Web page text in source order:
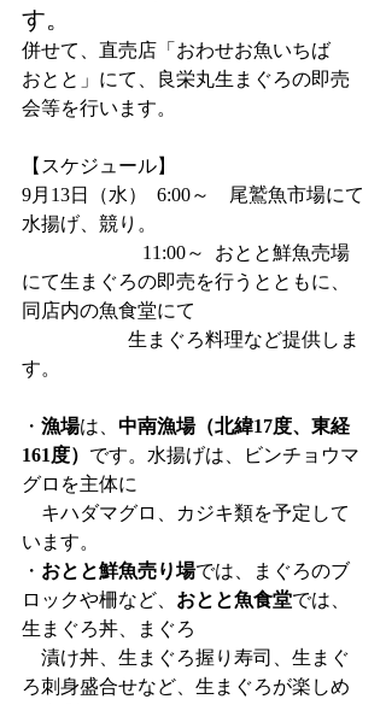
す。
併せて、直売店「おわせお魚いちば
おとと」にて、良栄丸生まぐろの即売
会等を行います。
【スケジュール】
9月13日（水）  6:00～　尾鷲魚市場にて
水揚げ、競り。
11:00～  おとと鮮魚売場
にて生まぐろの即売を行うとともに、
同店内の魚食堂にて
す。
・ 漁場は、 中南漁場（北緯17度、東経
161度） です。水揚げは、ビンチョウマ
グロを主体に
キハダマグロ、カジキ類を予定して
います。
・ おとと鮮魚売り場では、まぐろのブ
ロックや柵など、 おとと魚食堂では、
生まぐろ丼、まぐろ
漬け丼、生まぐろ握り寿司、生まぐ
ろ刺身盛合せなど、生まぐろが楽しめ